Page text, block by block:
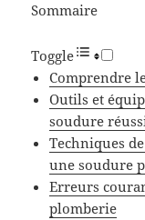
Sommaire
Toggle
Comprendre
Outils et
soudure
Techniques
une soudure
Erreurs
plomberie